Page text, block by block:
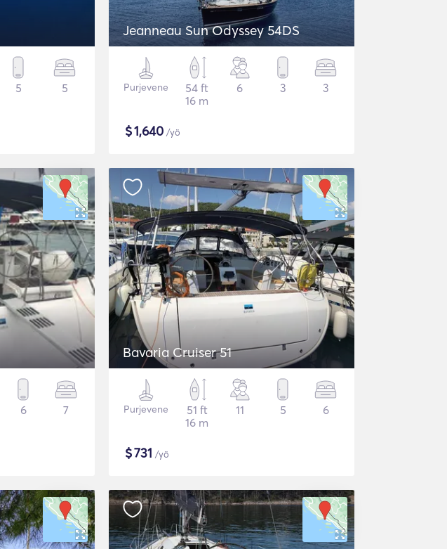
5 5
Jeanneau Sun Odyssey 54DS
Purjevene
54 ft
16 m
6 3 3
$1,640 /yö
6 7
Bavaria Cruiser 51
Purjevene
51 ft
16 m
11 5 6
$731 /yö